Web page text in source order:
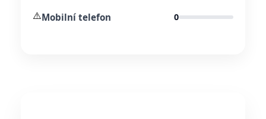
⚠️Mobilní telefon 0